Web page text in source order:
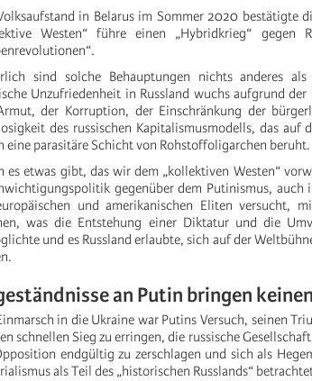
in Belarus im Sommer 2020 bestätigte
Westen“ führe einen „Hybridkrieg“ gegen
sind solche Behauptungen nichts anderes
Unzufriedenheit in Russland wuchs aufgrund
der Korruption, der Einschränkung der
des russischen Kapitalismusmodells, das auf
eine parasitäre Schicht von Rohstoffoligarchen beruht.
es etwas gibt, das wir dem „kollektiven Westen“
gegenüber dem Putinismus, auch
und amerikanischen Eliten versucht,
was die Entstehung einer Diktatur und die
und es Russland erlaubte, sich auf der
an Putin bringen
in die Ukraine war Putins Versuch, seinen
schnellen Sieg zu erringen, die russische
endgültig zu zerschlagen und sich als
als Teil des „historischen Russlands“